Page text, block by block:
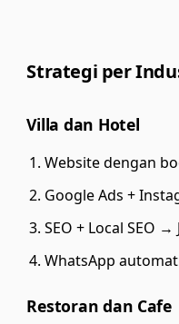
Strategi per
Villa dan Hotel
Website dengan
Google Ads +
SEO + Local SEO →
WhatsApp
Restoran dan Cafe